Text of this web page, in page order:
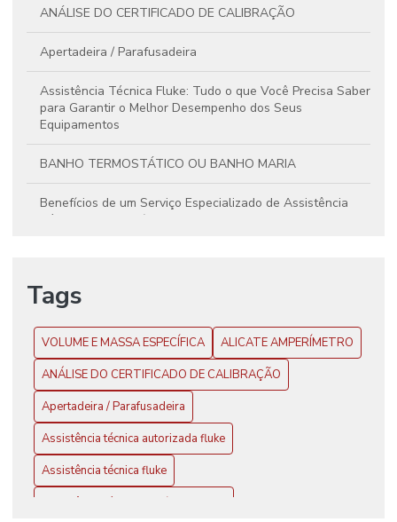
ANÁLISE DO CERTIFICADO DE CALIBRAÇÃO
Apertadeira / Parafusadeira
Assistência Técnica Fluke: Tudo o que Você Precisa Saber
para Garantir o Melhor Desempenho dos Seus
Equipamentos
BANHO TERMOSTÁTICO OU BANHO MARIA
Benefícios de um Serviço Especializado de Assistência
Técnica para Multímetros Fluke
Calibração de Balança
CALIBRAÇÃO DE CÂMARA CLIMÁTICA
Calibração de Equipamentos: Precisão e Confiabilidade
nos Resultados
Calibração de Equipamentos: Precisão e Confiabilidade
CALIBRAÇÃO E AJUSTE DE BALANÇAS
Tags
VOLUME E MASSA ESPECÍFICA
ALICATE AMPERÍMETRO
ANÁLISE DO CERTIFICADO DE CALIBRAÇÃO
Apertadeira / Parafusadeira
Assistência técnica autorizada fluke
Assistência técnica fluke
Assistência técnica multímetro fluke